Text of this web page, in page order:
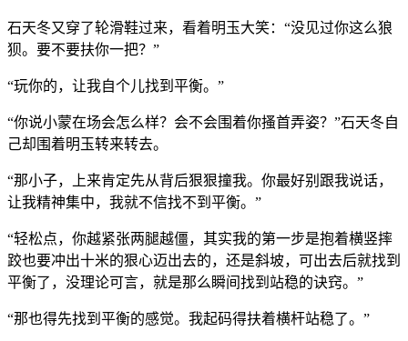
石天冬又穿了轮滑鞋过来，看着明玉大笑：“没见过你这么狼
狈。要不要扶你一把？”
“玩你的，让我自个儿找到平衡。”
“你说小蒙在场会怎么样？会不会围着你搔首弄姿？”石天冬自
己却围着明玉转来转去。
“那小子，上来肯定先从背后狠狠撞我。你最好别跟我说话，
让我精神集中，我就不信找不到平衡。”
“轻松点，你越紧张两腿越僵，其实我的第一步是抱着横竖摔
跤也要冲出十米的狠心迈出去的，还是斜坡，可出去后就找到
平衡了，没理论可言，就是那么瞬间找到站稳的诀窍。”
“那也得先找到平衡的感觉。我起码得扶着横杆站稳了。”